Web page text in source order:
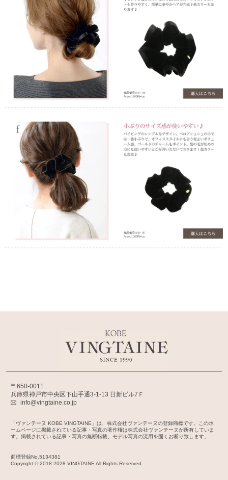
〒650-0011
兵庫県神戸市中央区下山手通3-1-13 日新ビル7Ｆ
info@vingtaine.co.jp
「ヴァンテーヌ KOBE VINGTAINE」は、株式会社ヴァンテーヌの登録商標です。このホ
ームページに掲載されている記事・写真の著作権は株式会社ヴァンテーヌが所有していま
す。掲載されている記事・写真の無断転載、モデル写真の流用を固くお断り致します。
商標登録No.5134381
Copyright © 2018-2028 VINGTAINE All Rights Reserved.